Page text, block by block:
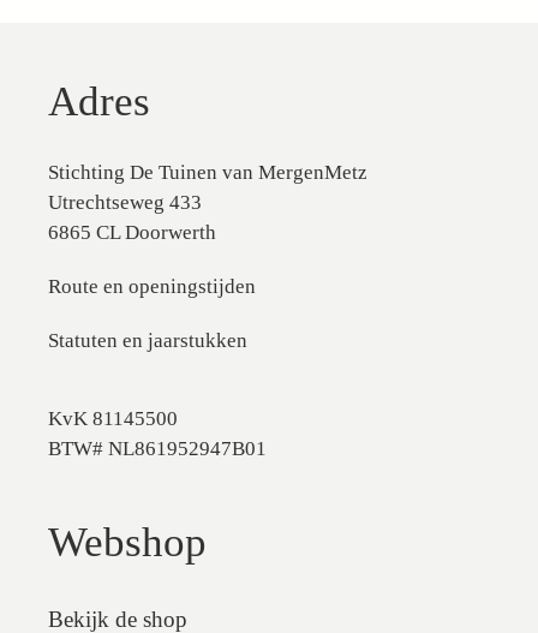
Adres
Stichting De Tuinen van MergenMetz
Utrechtseweg 433
6865 CL Doorwerth
Route en openingstijden
Statuten en jaarstukken
KvK 81145500
BTW# NL861952947B01
Webshop
Bekijk de shop